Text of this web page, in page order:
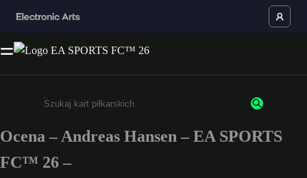
Wpisz co najmniej 3 znaki lub cyfry.
Ocena – Andreas Hansen – EA SPORTS
FC™ 26 –